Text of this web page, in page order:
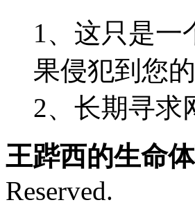
1、这只是一
果侵犯到您
2、长期寻求
王跸西的生命
Reserved.